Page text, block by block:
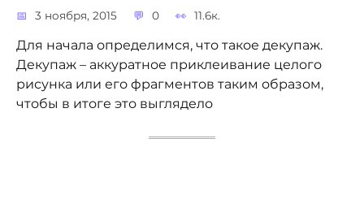
3 ноября, 2015 0 11.6к.
Для начала определимся, что такое декупаж.
Декупаж – аккуратное приклеивание целого
рисунка или его фрагментов таким образом,
чтобы в итоге это выглядело